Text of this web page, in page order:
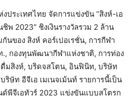
ประเทศไทย จัดการแข่งขัน “สิงห์-เอ
พ 2023” ชิงเงินรางวัลรวม 2 ล้าน
นของ สิงห์ คอร์เปอเรชั่น, การกีฬา
., กองทุนพัฒนากีฬาแห่งชาติ, การท่อง
ดื่มสิงห์, บริดจสโตน, อินฟินิท, บริษัท
ริษัท อีจีเอ เมเนจเม้นท์ รายการนี้เป็น
ด์พีจีเอทัวร์ 2023 แข่งขันแบบสโตรก